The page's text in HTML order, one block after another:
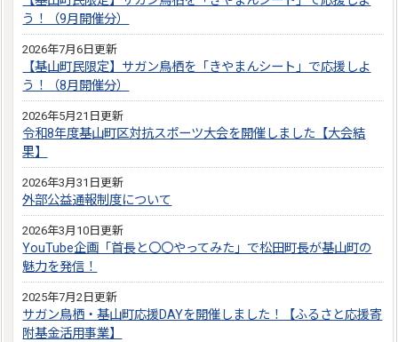
う！（9月開催分）
2026年7月6日更新
【基山町民限定】サガン鳥栖を「きやまんシート」で応援しよ
う！（8月開催分）
2026年5月21日更新
令和8年度基山町区対抗スポーツ大会を開催しました【大会結
果】
2026年3月31日更新
外部公益通報制度について
2026年3月10日更新
YouTube企画「首長と〇〇やってみた」で松田町長が基山町の
魅力を発信！
2025年7月2日更新
サガン鳥栖・基山町応援DAYを開催しました！【ふるさと応援寄
附基金活用事業】